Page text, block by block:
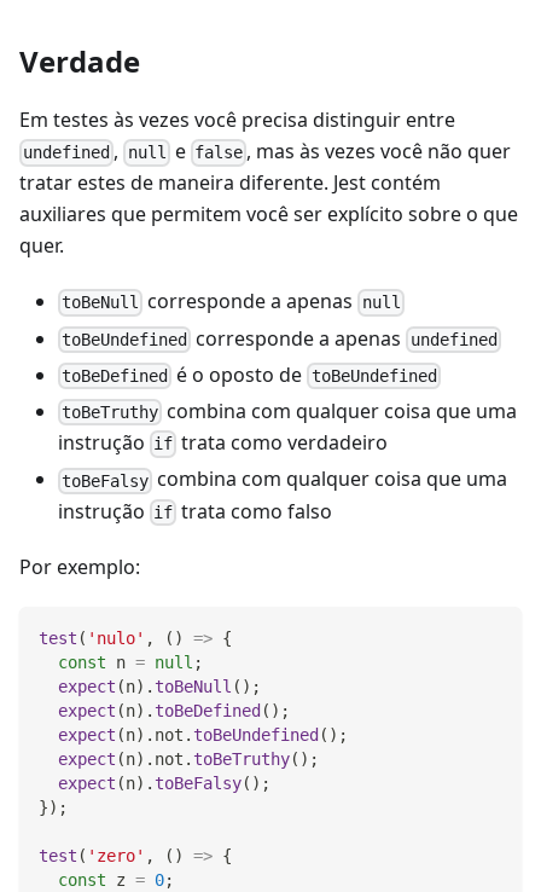
Verdade
Em testes às vezes você precisa distinguir entre
undefined , null e false , mas às vezes você não quer
tratar estes de maneira diferente. Jest contém
auxiliares que permitem você ser explícito sobre o que
quer.
toBeNull corresponde a apenas null
toBeUndefined corresponde a apenas undefined
toBeDefined é o oposto de toBeUndefined
toBeTruthy combina com qualquer coisa que uma
instrução if trata como verdadeiro
toBeFalsy combina com qualquer coisa que uma
instrução if trata como falso
Por exemplo:
test ( 'nulo' , ( ) => {
const n = null ;
expect (n) . toBeNull ( ) ;
expect (n) . toBeDefined ( ) ;
expect (n) . not . toBeUndefined ( ) ;
expect (n) . not . toBeTruthy( ) ;
expect (n) . toBeFalsy( ) ;
}) ;
test ( 'zero' , ( ) => {
const z = 0;